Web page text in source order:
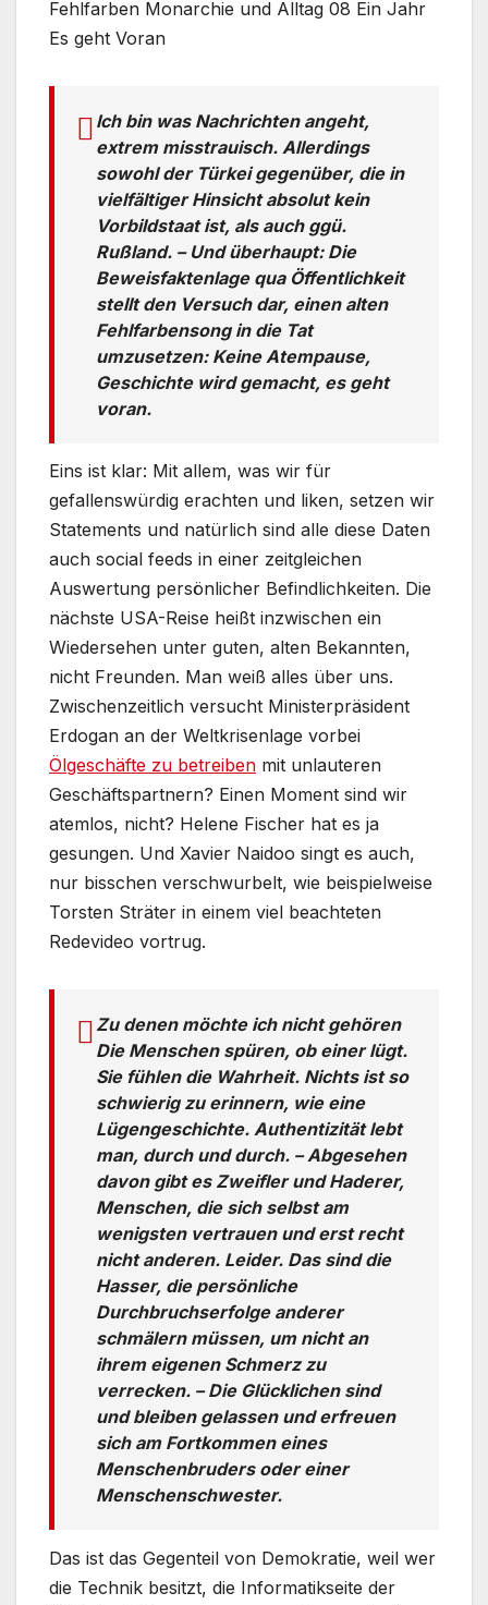
Fehlfarben Monarchie und Alltag 08 Ein Jahr
Es geht Voran
Ich bin was Nachrichten angeht,
extrem misstrauisch. Allerdings
sowohl der Türkei gegenüber, die in
vielfältiger Hinsicht absolut kein
Vorbildstaat ist, als auch ggü.
Rußland. – Und überhaupt: Die
Beweisfaktenlage qua Öffentlichkeit
stellt den Versuch dar, einen alten
Fehlfarbensong in die Tat
umzusetzen: Keine Atempause,
Geschichte wird gemacht, es geht
voran.
Eins ist klar: Mit allem, was wir für
gefallenswürdig erachten und liken, setzen wir
Statements und natürlich sind alle diese Daten
auch social feeds in einer zeitgleichen
Auswertung persönlicher Befindlichkeiten. Die
nächste USA-Reise heißt inzwischen ein
Wiedersehen unter guten, alten Bekannten,
nicht Freunden. Man weiß alles über uns.
Zwischenzeitlich versucht Ministerpräsident
Erdogan an der Weltkrisenlage vorbei
Ölgeschäfte zu betreiben mit unlauteren
Geschäftspartnern? Einen Moment sind wir
atemlos, nicht? Helene Fischer hat es ja
gesungen. Und Xavier Naidoo singt es auch,
nur bisschen verschwurbelt, wie beispielweise
Torsten Sträter in einem viel beachteten
Redevideo vortrug.
Zu denen möchte ich nicht gehören
Die Menschen spüren, ob einer lügt.
Sie fühlen die Wahrheit. Nichts ist so
schwierig zu erinnern, wie eine
Lügengeschichte. Authentizität lebt
man, durch und durch. – Abgesehen
davon gibt es Zweifler und Haderer,
Menschen, die sich selbst am
wenigsten vertrauen und erst recht
nicht anderen. Leider. Das sind die
Hasser, die persönliche
Durchbruchserfolge anderer
schmälern müssen, um nicht an
ihrem eigenen Schmerz zu
verrecken. – Die Glücklichen sind
und bleiben gelassen und erfreuen
sich am Fortkommen eines
Menschenbruders oder einer
Menschenschwester.
Das ist das Gegenteil von Demokratie, weil wer
die Technik besitzt, die Informatikseite der